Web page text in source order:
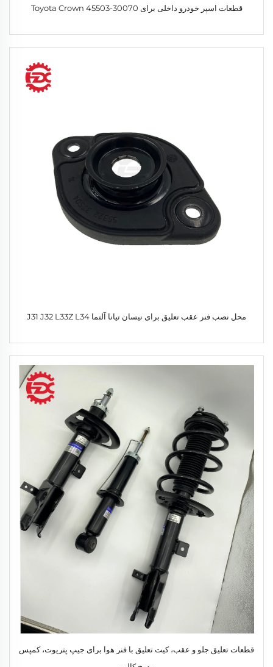
قطعات اسپر خودرو داخلی برای Toyota Crown 45503-30070
محل نصب فنر عقب تعلیق برای نیسان تیانا آلتما J31 J32 L33Z L34
قطعات تعلیق جلو و عقب، کیت تعلیق با فنر هوا برای جیپ پتریوت، کمپس